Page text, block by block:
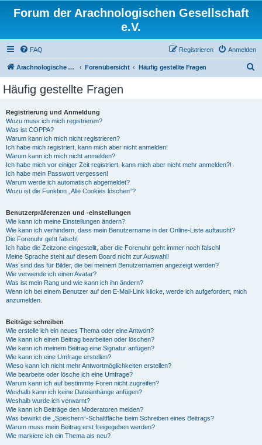
Forum der Arachnologischen Gesellschaft
e.V.
FAQ Anmelden
Registrieren
Arachnologische Gesellschaft e. V. Forenübersicht Häufig gestellte Fragen
Häufig gestellte Fragen
Registrierung und Anmeldung
Wozu muss ich mich registrieren?
Was ist COPPA?
Warum kann ich mich nicht registrieren?
Ich habe mich registriert, kann mich aber nicht anmelden!
Warum kann ich mich nicht anmelden?
Ich habe mich vor einiger Zeit registriert, kann mich aber nicht mehr anmelden?!
Ich habe mein Passwort vergessen!
Warum werde ich automatisch abgemeldet?
Wozu ist die Funktion „Alle Cookies löschen“?
Benutzerpräferenzen und -einstellungen
Wie kann ich meine Einstellungen ändern?
Wie kann ich verhindern, dass mein Benutzername in der Online-Liste auftaucht?
Die Forenuhr geht falsch!
Ich habe die Zeitzone eingestellt, aber die Forenuhr geht immer noch falsch!
Meine Sprache steht auf diesem Board nicht zur Auswahl!
Was sind das für Bilder, die bei meinem Benutzernamen angezeigt werden?
Wie verwende ich einen Avatar?
Was ist mein Rang und wie kann ich ihn ändern?
Wenn ich bei einem Benutzer auf den E-Mail-Link klicke, werde ich aufgefordert, mich
anzumelden.
Beiträge schreiben
Wie erstelle ich ein neues Thema oder eine Antwort?
Wie kann ich einen Beitrag bearbeiten oder löschen?
Wie kann ich meinem Beitrag eine Signatur anfügen?
Wie kann ich eine Umfrage erstellen?
Wieso kann ich nicht mehr Antwortmöglichkeiten erstellen?
Wie bearbeite oder lösche ich eine Umfrage?
Warum kann ich auf bestimmte Foren nicht zugreifen?
Weshalb kann ich keine Dateianhänge anfügen?
Weshalb wurde ich verwarnt?
Wie kann ich Beiträge den Moderatoren melden?
Was bewirkt die „Speichern“-Schaltfläche beim Schreiben eines Beitrags?
Warum muss mein Beitrag erst freigegeben werden?
Wie markiere ich ein Thema als neu?